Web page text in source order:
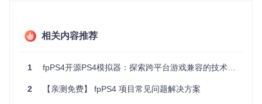
技术解析：Free Pascal+Vulkan的反常识组合
开发门槛解读：为什么选择Free Pascal而非C++？
内存安全
内置边界检查
需手动管理
相关内容推荐
1 fpPS4开源PS4模拟器：探索跨平台游戏兼容的技术突破
2 【亲测免费】 fpPS4 项目常见问题解决方案